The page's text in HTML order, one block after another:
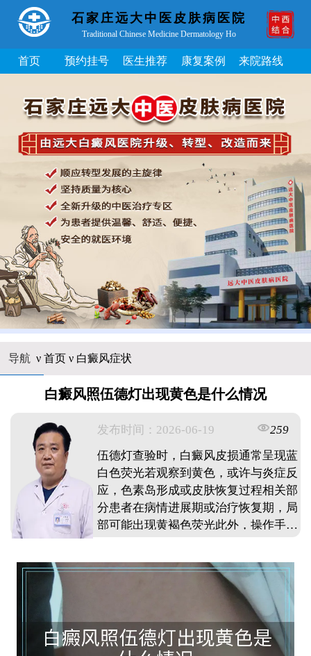
石家庄远大中医皮肤病医院
Traditional Chinese Medicine Dermatology Ho
首页 预约挂号 医生推荐 康复案例 来院路线
导航 ν 首页ν 白癜风症状
白癜风照伍德灯出现黄色是什么情况
发布时间：2026-06-19
259
伍德灯查验时，白癜风皮损通常呈现蓝
白色荧光若观察到黄色，或许与炎症反
应，色素岛形成或皮肤恢复过程相关部
分患者在病情进展期或治疗恢复期，局
部可能出现黄褐色荧光此外，操作手法
反应不必过度紧张，建议结合临床表现
由医生综合判断具体病情阶段。 ...